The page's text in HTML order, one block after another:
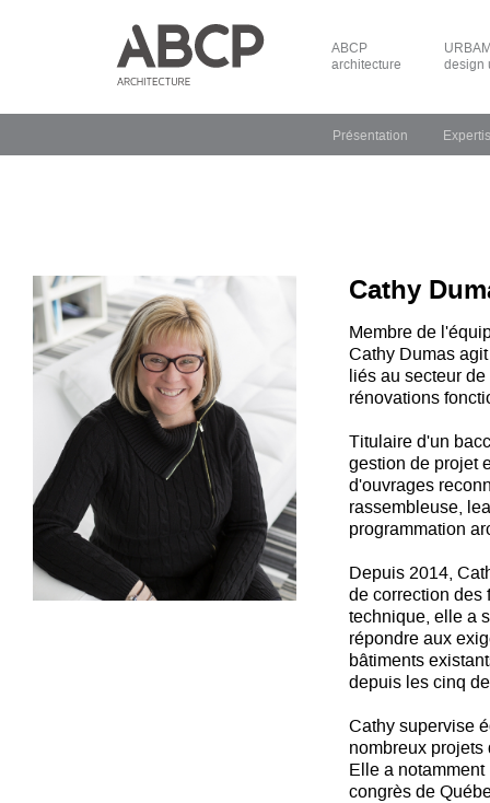
ABCP
architecture
design
Présentation
Cathy
Membre de
Cathy Dumas
liés au secteur
rénovations
Titulaire d'un
gestion de projet
d'ouvrages
rassembleuse,
programmation
Depuis 2014,
de correction des
technique, elle a
répondre aux
bâtiments
depuis les cinq
Cathy supervise
nombreux
Elle a
congrès de